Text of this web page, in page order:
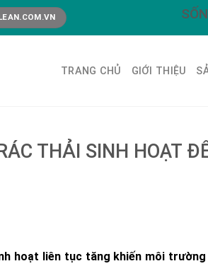
TRANG CHỦ GIỚI THIỆU
THẢI SINH HOẠT
hoạt liên tục tăng khiến môi